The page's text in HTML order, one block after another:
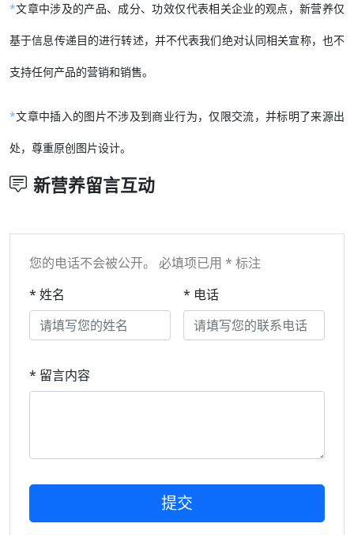
*文章中涉及的产品、成分、功效仅代表相关企业的观点，新营养仅
基于信息传递目的进行转述，并不代表我们绝对认同相关宣称，也不
支持任何产品的营销和销售。
*文章中插入的图片不涉及到商业行为，仅限交流，并标明了来源出
处，尊重原创图片设计。
新营养留言互动
您的电话不会被公开。 必填项已用 * 标注
* 姓名
* 电话
* 留言内容